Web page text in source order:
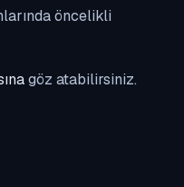
öncelikli
göz atabilirsiniz.